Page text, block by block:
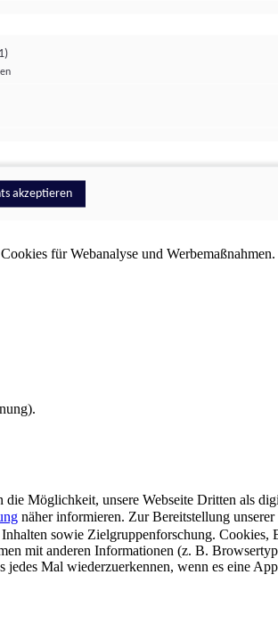
für Webanalyse und Werbemaßnahmen.
Möglichkeit, unsere Webseite Dritten als
näher informieren. Zur Bereitstellung
sowie Zielgruppenforschung.
mit anderen Informationen (z. B.
Mal wiederzuerkennen, wenn es eine
akzeptieren